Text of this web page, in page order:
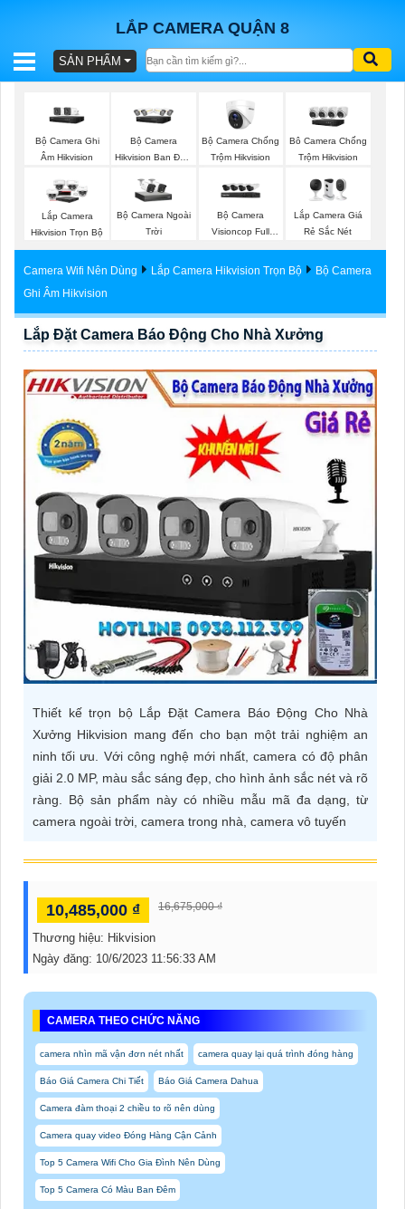
LẮP CAMERA QUẬN 8
BÁO
GÓI
SẢN
TƯ
LẮP
PHỤ
KIỆN
CAMERA
VẤN
DỊCH
SẢN PHẨM
Bộ Camera Ghi
Âm Hikvision
Bộ Camera
Hikvision Ban Đêm
Bộ Camera Chống
Trộm Hikvision
Bô Camera Chống
Trộm Hikvision
Lắp Camera
Hikvision Trọn Bộ
Bộ Camera Ngoài
Trời
Bộ Camera
Visioncop Full
Color
Lắp Camera Giá
Rẻ Sắc Nét
Camera Wifi Nên Dùng Lắp Camera Hikvision Trọn Bộ
Bộ Camera
Ghi Âm Hikvision
Lắp Đặt Camera Báo Động Cho Nhà Xưởng
Thiết kế trọn bộ Lắp Đặt Camera Báo Động Cho Nhà
Xưởng Hikvision mang đến cho bạn một trải nghiệm an
ninh tối ưu. Với công nghệ mới nhất, camera có độ phân
giải 2.0 MP, màu sắc sáng đẹp, cho hình ảnh sắc nét và rõ
ràng. Bộ sản phẩm này có nhiều mẫu mã đa dạng, từ
camera ngoài trời, camera trong nhà, camera vô tuyến
10,485,000 ₫ 16,675,000 ₫
Thương hiệu: Hikvision
Ngày đăng: 10/6/2023 11:56:33 AM
CAMERA THEO CHỨC NĂNG
camera nhìn mã vận đơn nét nhất camera quay lại quá trình đóng hàng
Báo Giá Camera Chi Tiết Báo Giá Camera Dahua
Camera đàm thoại 2 chiều to rõ nên dùng
Camera quay video Đóng Hàng Cận Cảnh
Top 5 Camera Wifi Cho Gia Đình Nên Dùng
Top 5 Camera Có Màu Ban Đêm